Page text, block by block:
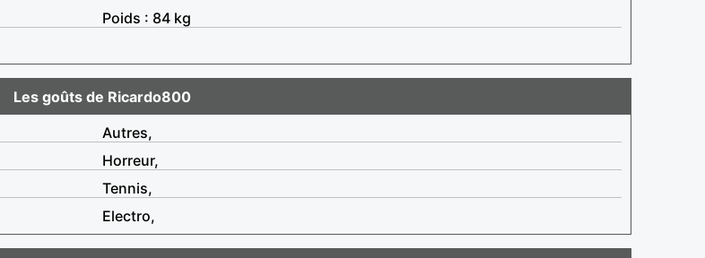
Poids : 84 kg
Les goûts de Ricardo800
Autres,
Horreur,
Tennis,
Electro,